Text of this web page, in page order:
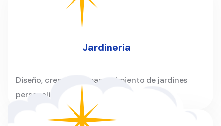
Jardineria
Diseño, creación y mantenimiento de jardines
personalizados para hogares y empresas.